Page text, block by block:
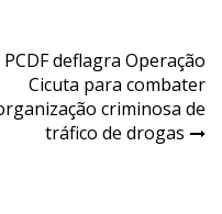
PCDF deflagra Operação
Cicuta para combater
criminosa de
tráfico de drogas